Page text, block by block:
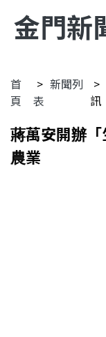
金門新
首
頁
新聞列
表
訊
蔣萬安開辦
農業